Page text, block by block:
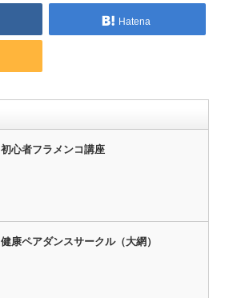
Hatena
初心者フラメンコ講座
健康ペアダンスサークル（大網）